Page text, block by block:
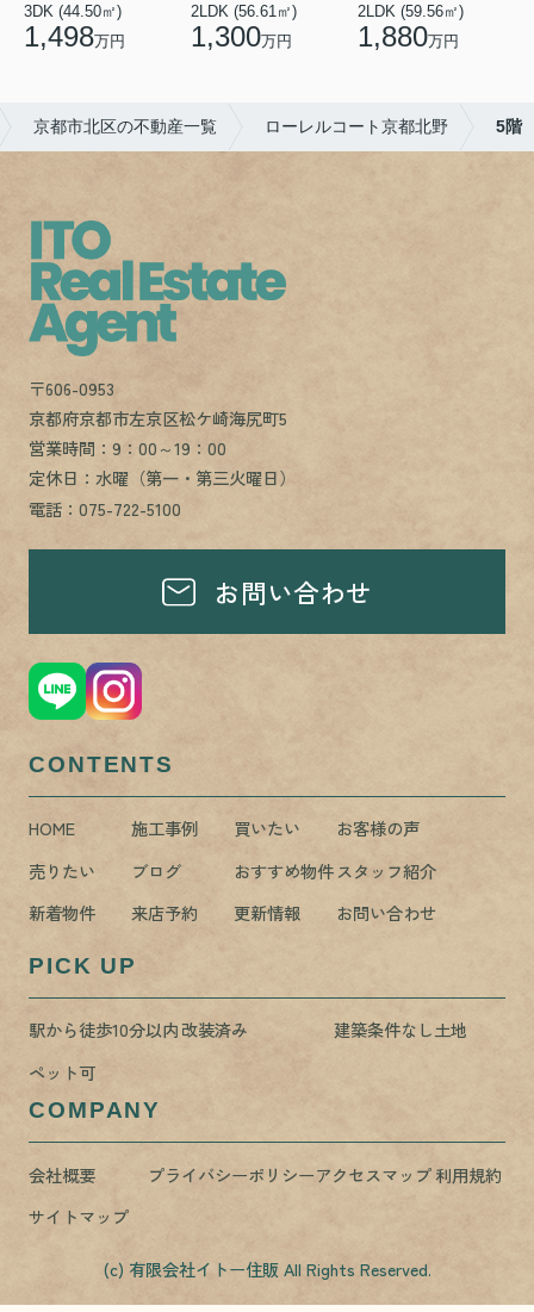
3DK (44.50㎡)
1,498万円
2LDK (56.61㎡)
1,300万円
2LDK (59.56㎡)
1,880万円
京都市北区の不動産一覧 ローレルコート京都北野 5階
〒606-0953
京都府京都市左京区松ケ崎海尻町5
営業時間：9：00～19：00
定休日：水曜（第一・第三火曜日）
電話：075-722-5100
お問い合わせ
CONTENTS
HOME 施工事例 買いたい
お客様の声
売りたい
ブログ おすすめ物件スタッフ紹介
新着物件
来店予約 更新情報 お問い合わせ
PICK UP
駅から徒歩10分以内改装済み
建築条件なし土地
ペット可
COMPANY
会社概要 プライバシーポリシーアクセスマップ利用規約
サイトマップ
(c) 有限会社イトー住販 All Rights Reserved.